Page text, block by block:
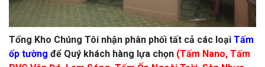
Tổng Kho Chúng Tôi nhận phân phối tất cả các loại Tấm
ốp tường để Quý khách hàng lựa chọn (Tấm Nano, Tấm